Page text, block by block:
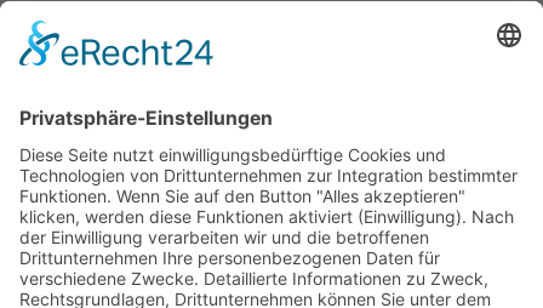
Logistik
Varianten
Dokumente